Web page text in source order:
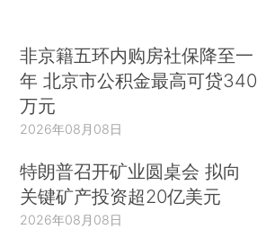
非京籍五环内购房社保降至一
年 北京市公积金最高可贷340
万元
2026年08月08日
特朗普召开矿业圆桌会 拟向
关键矿产投资超20亿美元
2026年08月08日